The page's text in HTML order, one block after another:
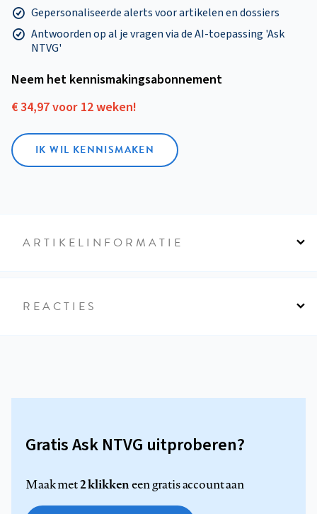
Gepersonaliseerde alerts voor artikelen en dossiers
Antwoorden op al je vragen via de AI-toepassing 'Ask
NTVG'
Neem het kennismakings­abonnement
€ 34,97 voor 12 weken!
IK WIL KENNISMAKEN
ARTIKELINFORMATIE
REACTIES
Gratis Ask NTVG uitproberen?
Maak met2 klikkeneen gratis account aan